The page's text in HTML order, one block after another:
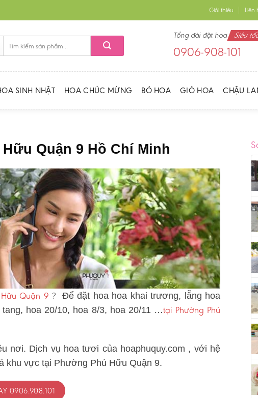
Giới thiệu Liên
kiếm:
Tổng đài đặt hoa Siêu
0906-908-101
SINH NHẬT HOA CHÚC MỪNG BÓ HOA GIỎ HOA CHẬU
Quận 9 Hồ Chí Minh
Quận 9 ? Để đặt hoa hoa khai trương, lẵng hoa
hoa 20/10, hoa 8/3, hoa 20/11 …tại Phường Phú
nơi. Dịch vụ hoa tươi của hoaphuquy.com , với hệ
khu vực tại Phường Phú Hữu Quận 9.
0906.908.101